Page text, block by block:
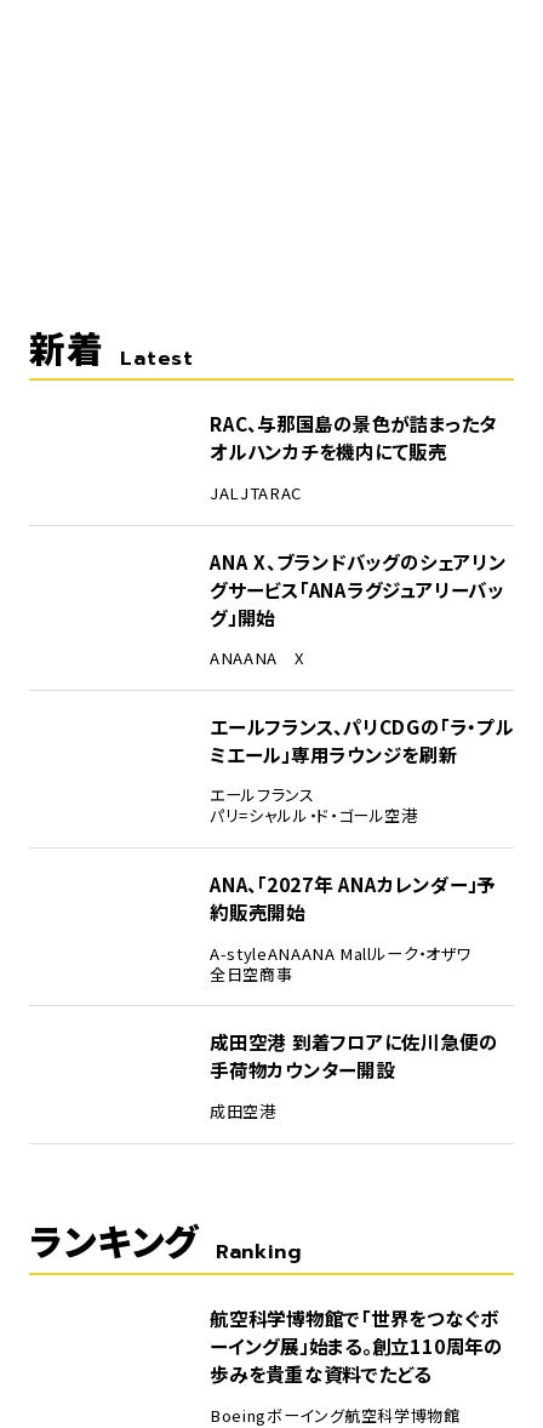
新着 Latest
RAC、与那国島の景色が詰まったタ
オルハンカチを機内にて販売
JAL JTARAC
ANA X、ブランドバッグのシェアリン
グサービス「ANAラグジュアリーバッ
グ」開始
ANAANA X
エールフランス、パリCDGの「ラ・プル
ミエール」専用ラウンジを刷新
エールフランス
パリ=シャルル・ド・ゴール空港
ANA、「2027年 ANAカレンダー」予
約販売開始
A-styleANAANA Mallルーク・オザワ
全日空商事
成田空港 到着フロアに佐川急便の
手荷物カウンター開設
成田空港
ランキング Ranking
航空科学博物館で「世界をつなぐボ
ーイング展」始まる。創立110周年の
歩みを貴重な資料でたどる
Boeingボーイング航空科学博物館